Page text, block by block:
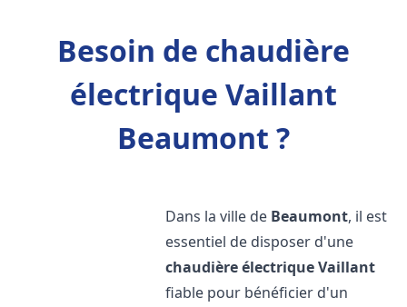
Besoin de chaudière
électrique Vaillant
Beaumont ?
Dans la ville de Beaumont, il est
essentiel de disposer d'une
chaudière électrique Vaillant
fiable pour bénéficier d'un